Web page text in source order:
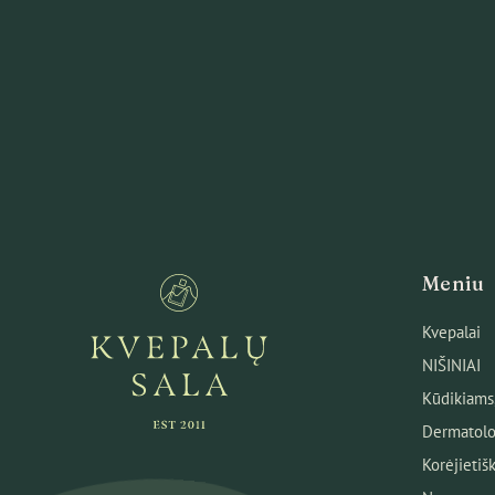
Meniu
Kvepalai
NIŠINIAI